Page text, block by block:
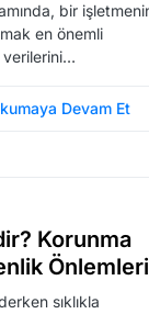
bir
en önemli
verilerini…
Devam Et
Korunma
Önlemleri
sıklıkla